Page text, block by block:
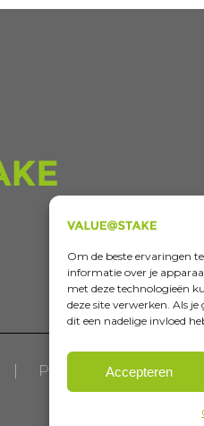
Om de beste ervaringen
informatie over je
met deze technologieën
deze site verwerken. Als
dit een nadelige invloed
Accepteren
Privacy Statement